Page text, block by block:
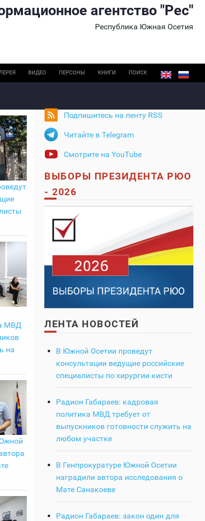
агентство "Рес"
Республика Южная Осетия
ВИДЕО ПЕРСОНЫ КНИГИ ПОИСК
МВД
на
Подпишитесь на ленту RSS
Читайте в Telegram
Смотрите на YouTube
ВЫБОРЫ ПРЕЗИДЕНТА РЮО
- 2026
ЛЕНТА НОВОСТЕЙ
В Южной Осетии проведут
консультации ведущие российские
специалисты по хирургии кисти
Радион Габараев: кадровая
политика МВД требует от
выпускников готовности служить на
любом участке
В Генпрокуратуре Южной Осетии
наградили автора исследования о
Мате Санакоеве
Радион Габараев: закон один для